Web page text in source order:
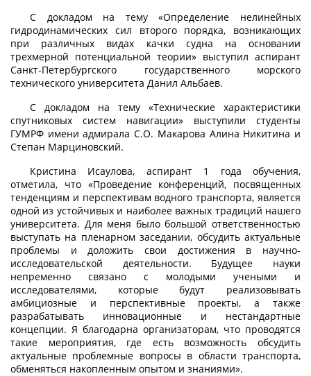
С докладом на тему «Определение нелинейных
гидродинамических сил второго порядка, возникающих
при различных видах качки судна на основании
трехмерной потенциальной теории» выступил аспирант
Санкт-Петербургского государственного морского
технического университета Данил Альбаев.
С докладом на тему «Технические характеристики
спутниковых систем навигации» выступили студенты
ГУМРФ имени адмирала С.О. Макарова Алина Никитина и
Степан Марциновский.
Кристина Исаулова, аспирант 1 года обучения,
отметила, что «Проведение конференций, посвященных
тенденциям и перспективам водного транспорта, является
одной из устойчивых и наиболее важных традиций нашего
университета. Для меня было большой ответственностью
выступать на пленарном заседании, обсудить актуальные
проблемы и доложить свои достижения в научно-
исследовательской деятельности. Будущее науки
непременно связано с молодыми учеными и
исследователями, которые будут реализовывать
амбициозные и перспективные проекты, а также
разрабатывать инновационные и нестандартные
концепции. Я благодарна организаторам, что проводятся
такие мероприятия, где есть возможность обсудить
актуальные проблемные вопросы в области транспорта,
обменяться накопленным опытом и знаниями».